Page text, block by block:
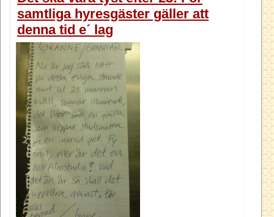
samtliga hyresgäster gäller att
denna tid e´ lag